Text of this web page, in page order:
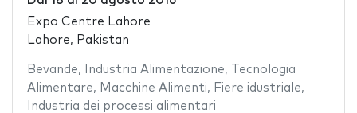
Expo Centre Lahore
Lahore, Pakistan
Bevande, Industria Alimentazione,
Tecnologia
Alimentare, Macchine Alimenti, Fiere idustriale,
Industria dei processi alimentari